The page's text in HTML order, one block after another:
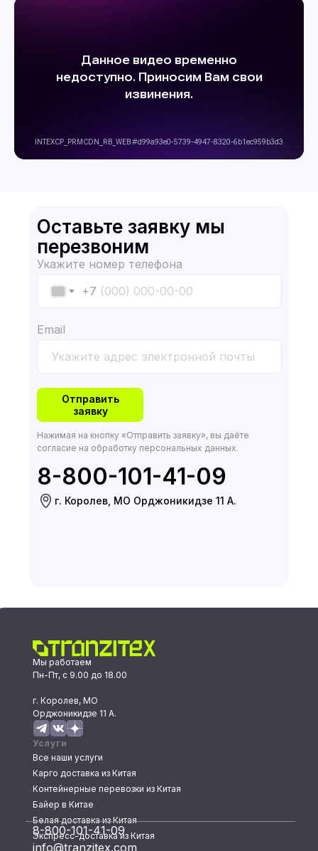
Оставьте заявку мы
перезвоним
Укажите номер телефона
+7
Email
Отправить
заявку
Нажимая на кнопку «Отправить заявку», вы даёте
согласие на обработку персональных данных.
8-800-101-41-09
г. Королев, МО Орджоникидзе 11 А.
Мы работаем
Пн-Пт, с 9.00 до 18.00
г. Королев, МО
Орджоникидзе 11 А.
Услуги
Все наши услуги
Карго доставка из Китая
Контейнерные перевозки из Китая
Байер в Китае
Белая доставка из Китая
Экспресс-доставка из Китая
8-800-101-41-09
info@tranzitex.com